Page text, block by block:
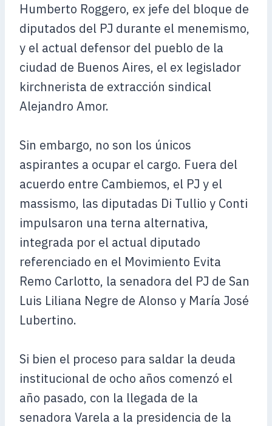
Humberto Roggero, ex jefe del bloque de
diputados del PJ durante el menemismo,
y el actual defensor del pueblo de la
ciudad de Buenos Aires, el ex legislador
kirchnerista de extracción sindical
Alejandro Amor.
Sin embargo, no son los únicos
aspirantes a ocupar el cargo. Fuera del
acuerdo entre Cambiemos, el PJ y el
massismo, las diputadas Di Tullio y Conti
impulsaron una terna alternativa,
integrada por el actual diputado
referenciado en el Movimiento Evita
Remo Carlotto, la senadora del PJ de San
Luis Liliana Negre de Alonso y María José
Lubertino.
Si bien el proceso para saldar la deuda
institucional de ocho años comenzó el
año pasado, con la llegada de la
senadora Varela a la presidencia de la